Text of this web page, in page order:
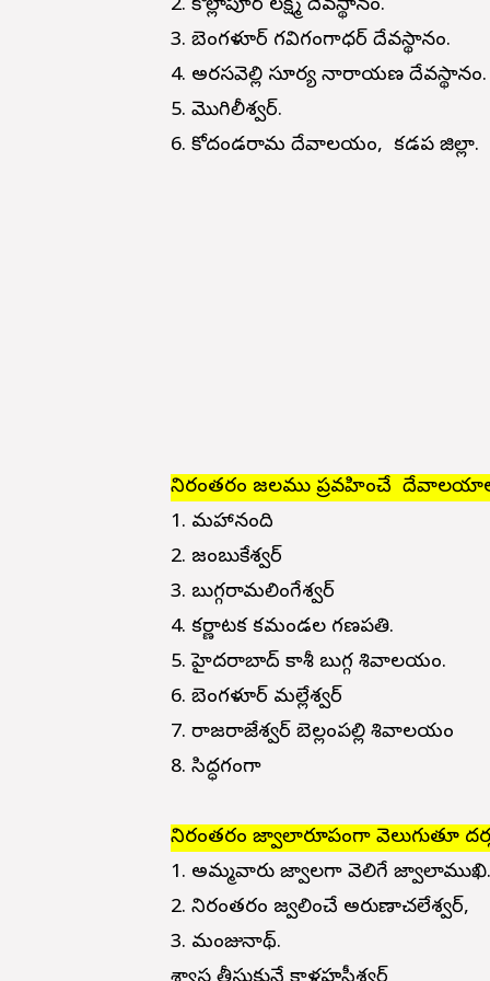
2. కొల్లాపూర్ లక్ష్మి దేవస్థానం.
3. బెంగళూర్ గవిగంగాధర్ దేవస్థానం.
4. అరసవెల్లి సూర్య నారాయణ దేవస్థానం.
5. మొగిలీశ్వర్.
6. కోదండరామ దేవాలయం, కడప జిల్లా.
నిరంతరం జలము ప్రవహించే
1. మహానంది
2. జంబుకేశ్వర్
3. బుగ్గరామలింగేశ్వర్
4. కర్ణాటక కమండల గణపతి.
5. హైదరాబాద్ కాశీ బుగ్గ శివాలయం.
6. బెంగళూర్ మల్లేశ్వర్
7. రాజరాజేశ్వర్ బెల్లంపల్లి శివాలయం
8. సిద్ధగంగా
నిరంతరం జ్వాలారూపంగా వెలుగుతూ
1. అమ్మవారు జ్వాలగా వెలిగే జ్వాలాముఖి.
2. నిరంతరం జ్వలించే అరుణాచలేశ్వర్,
3. మంజునాథ్.